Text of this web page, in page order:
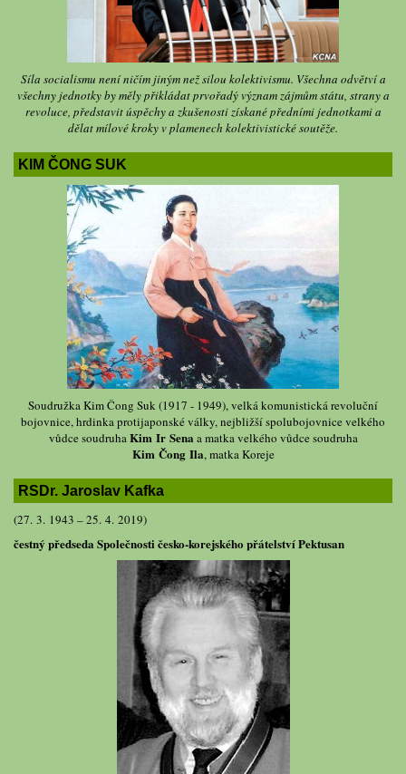
Síla socialismu není ničím jiným než silou kolektivismu. Všechna odvětví a
všechny jednotky by měly přikládat prvořadý význam zájmům státu, strany a
revoluce, představit úspěchy a zkušenosti získané předními jednotkami a
dělat mílové kroky v plamenech kolektivistické soutěže.
KIM ČONG SUK
Soudružka Kim Čong Suk (1917 - 1949), velká komunistická revoluční
bojovnice, hrdinka protijaponské války, nejbližší spolubojovnice velkého
vůdce soudruhaKim Ir Sena a matka velkého vůdce soudruha
Kim Čong Ila, matka Koreje
RSDr. Jaroslav Kafka
(27. 3. 1943 – 25. 4. 2019)
čestný předseda Společnosti česko-korejského přátelství Pektusan